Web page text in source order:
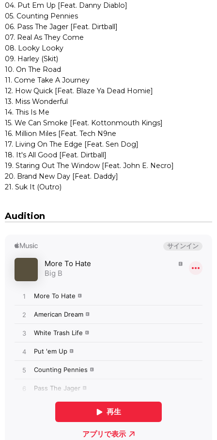
04. Put Em Up [Feat. Danny Diablo]
05. Counting Pennies
06. Pass The Jager [Feat. Dirtball]
07. Real As They Come
08. Looky Looky
09. Harley (Skit)
10. On The Road
11. Come Take A Journey
12. How Quick [Feat. Blaze Ya Dead Homie]
13. Miss Wonderful
14. This Is Me
15. We Can Smoke [Feat. Kottonmouth Kings]
16. Million Miles [Feat. Tech N9ne
17. Living On The Edge [Feat. Sen Dog]
18. It's All Good [Feat. Dirtball]
19. Staring Out The Window [Feat. John E. Necro]
20. Brand New Day [Feat. Daddy]
21. Suk It (Outro)
Audition